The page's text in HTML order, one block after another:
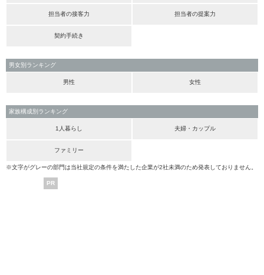
担当者の接客力 担当者の提案力
契約手続き
男女別ランキング
男性 女性
家族構成別ランキング
1人暮らし 夫婦・カップル
ファミリー
※文字がグレーの部門は当社規定の条件を満たした企業が2社未満のため発表しておりません。
PR